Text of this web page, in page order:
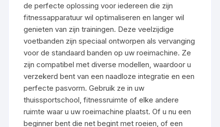
de perfecte oplossing voor iedereen die zijn
fitnessapparatuur wil optimaliseren en langer wil
genieten van zijn trainingen. Deze veelzijdige
voetbanden zijn speciaal ontworpen als vervanging
voor de standaard banden op uw roeimachine. Ze
zijn compatibel met diverse modellen, waardoor u
verzekerd bent van een naadloze integratie en een
perfecte pasvorm. Gebruik ze in uw
thuissportschool, fitnessruimte of elke andere
ruimte waar u uw roeimachine plaatst. Of u nu een
beginner bent die net begint met roeien, of een